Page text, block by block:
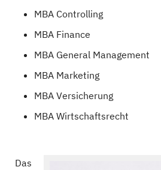
MBA Controlling
MBA Finance
MBA General Management
MBA Marketing
MBA Versicherung
MBA Wirtschaftsrecht
Das